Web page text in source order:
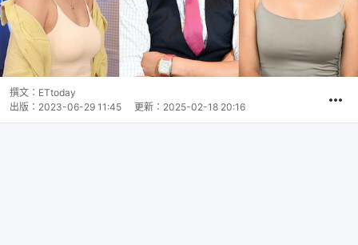
撰文： ETtoday
出版： 2023-06-29 11:45 更新： 2025-02-18 20:16